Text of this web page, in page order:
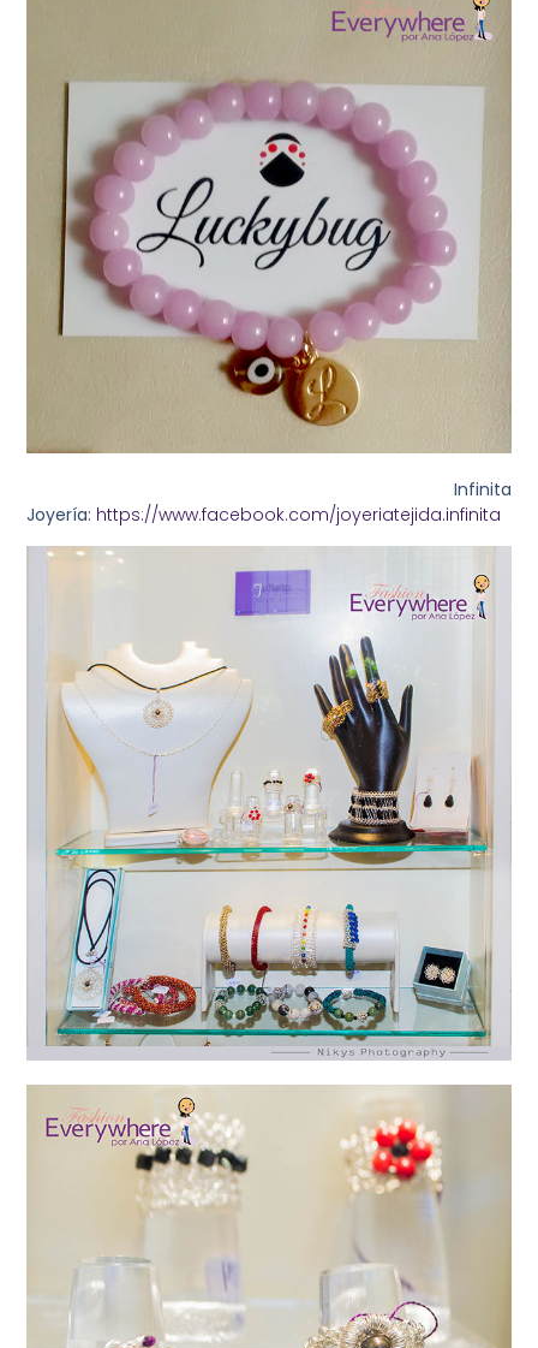
Infinita
Joyería: https://www.facebook.com/joyeriatejida.infinita